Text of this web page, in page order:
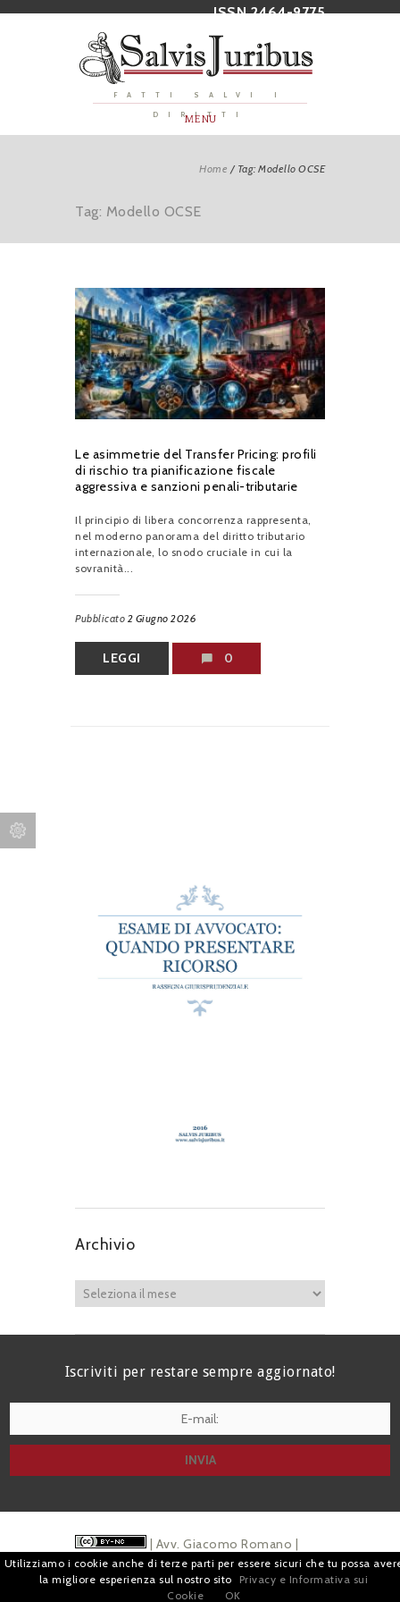
ISSN 2464-9775
FATTI SALVI I
DIRITTI
MENU
Home / Tag: Modello OCSE
Tag: Modello OCSE
Le asimmetrie del Transfer Pricing: profili
di rischio tra pianificazione fiscale
aggressiva e sanzioni penali-tributarie
Il principio di libera concorrenza rappresenta,
nel moderno panorama del diritto tributario
internazionale, lo snodo cruciale in cui la
sovranità...
Pubblicato 2 Giugno 2026
LEGGI 0
Archivio
Iscriviti per restare sempre aggiornato!
| Avv. Giacomo Romano |
Piazza di Campitelli, 2 - 00186 Roma | P.I.
Utilizziamo i cookie anche di terze parti per essere sicuri che tu possa
la migliore esperienza sul nostro sito
Privacy e Informativa sui
Cookie
OK